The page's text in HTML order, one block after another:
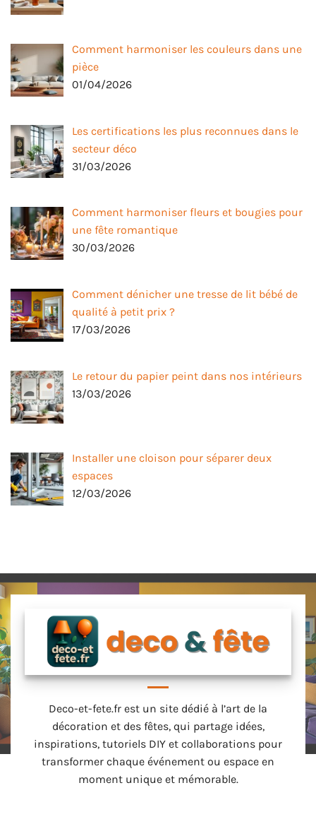
Comment harmoniser les couleurs dans une
pièce
01/04/2026
Les certifications les plus reconnues dans le
secteur déco
31/03/2026
Comment harmoniser fleurs et bougies pour
une fête romantique
30/03/2026
Comment dénicher une tresse de lit bébé de
qualité à petit prix ?
17/03/2026
Le retour du papier peint dans nos intérieurs
13/03/2026
Installer une cloison pour séparer deux
espaces
12/03/2026
Deco-et-fete.fr est un site dédié à l’art de la
décoration et des fêtes, qui partage idées,
inspirations, tutoriels DIY et collaborations pour
transformer chaque événement ou espace en
moment unique et mémorable.